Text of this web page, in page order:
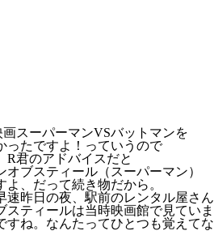
スーパーマンVSバットマンを
ったですよ！っていうので
R君のアドバイスだと
ブスティール（スーパーマン）
、だって続き物だから。
速昨日の夜、駅前のレンタル屋さ
スティールは当時映画館で見てい
ね。なんたってひとつも覚えてな